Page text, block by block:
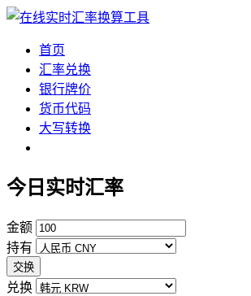
首页
汇率兑换
银行牌价
货币代码
大写转换
今日实时汇率
金额
持有
交换
兑换